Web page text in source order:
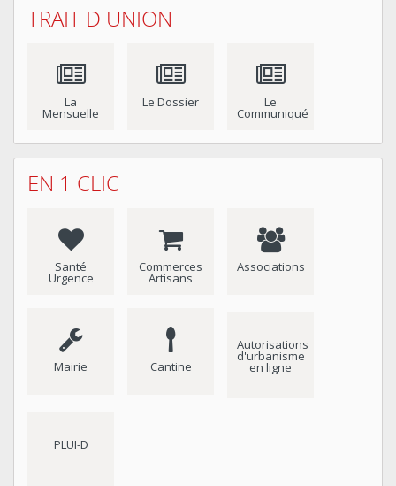
TRAIT D UNION
La
Mensuelle
Le Dossier Le
Communiqué
EN 1 CLIC
Santé
Urgence
Commerces
Artisans
Associations
Mairie Cantine
Autorisations
d'urbanisme
en ligne
PLUI-D